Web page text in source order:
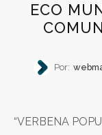
ECO
Por:
“VERBENA